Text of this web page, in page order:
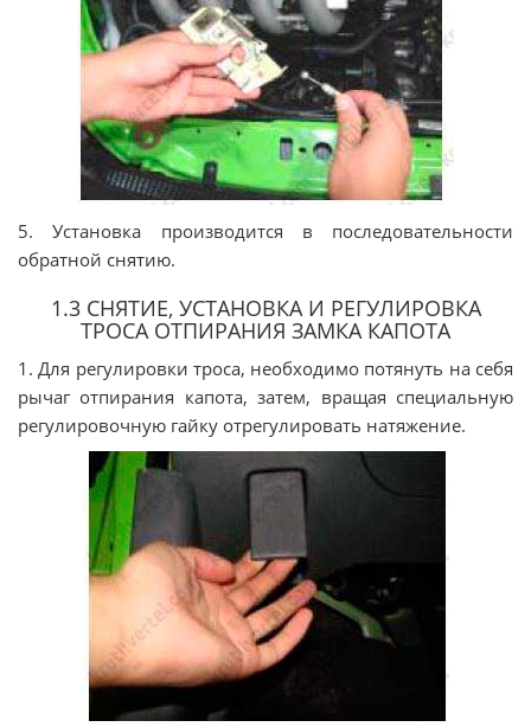
5. Установка производится в последовательности
обратной снятию.
1.3 СНЯТИЕ, УСТАНОВКА И РЕГУЛИРОВКА
ТРОСА ОТПИРАНИЯ ЗАМКА КАПОТА
1. Для регулировки троса, необходимо потянуть на себя
рычаг отпирания капота, затем, вращая специальную
регулировочную гайку отрегулировать натяжение.